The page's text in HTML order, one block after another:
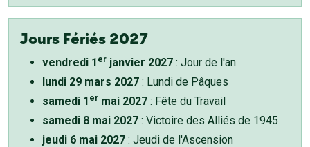
Jours Fériés 2027
vendredi 1 er janvier 2027 : Jour de l'an
lundi 29 mars 2027 : Lundi de Pâques
samedi 1 er mai 2027 : Fête du Travail
samedi 8 mai 2027 : Victoire des Alliés de 1945
jeudi 6 mai 2027 : Jeudi de l'Ascension